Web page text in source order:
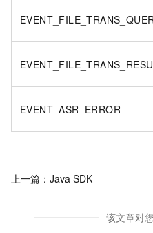
EVENT_ASR_ERROR
上一篇： Java SDK
该文章对